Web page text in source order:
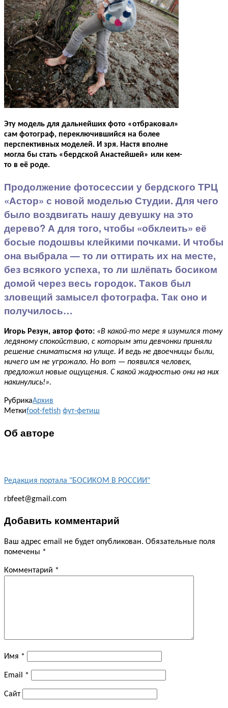
Эту модель для дальнейших фото «отбраковал»
сам фотограф, переключившийся на более
перспективных моделей. И зря. Настя вполне
могла бы стать «бердской Анастейшей» или кем-
то в её роде.
Продолжение фотосессии у бердского ТРЦ
«Астор» с новой моделью Студии. Для чего
было воздвигать нашу девушку на это
дерево? А для того, чтобы «обклеить» её
босые подошвы клейкими почками. И чтобы
она выбрала — то ли оттирать их на месте,
без всякого успеха, то ли шлёпать босиком
домой через весь городок. Таков был
зловещий замысел фотографа. Так оно и
получилось…
Игорь Резун, автор фото: «В какой-то мере я изумился тому
ледяному спокойствию, с которым эти девчонки приняли
решение сниматьсмя на улице. И ведь не двоечницы были,
ничего им не угрожало. Но вот — появился человек,
предложил новые ощущения. С какой жадностью они на них
накинулись!».
РубрикаАрхив
Меткиfoot-fetish фут-фетиш
Об авторе
Редакция портала "БОСИКОМ В РОССИИ"
rbfeet@gmail.com
Добавить комментарий
Ваш адрес email не будет опубликован. Обязательные поля
помечены *
Комментарий *
Имя *
Email *
Сайт